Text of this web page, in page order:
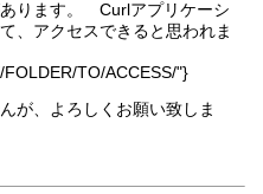
ります。 Curlアプリケーシ
、アクセスできると思われま
TO/ACCESS/"}
が、よろしくお願い致しま